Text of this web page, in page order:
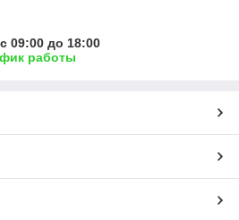
09:00 до 18:00
работы